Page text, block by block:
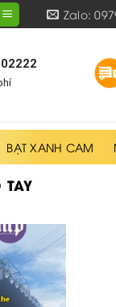
Zalo:
BẠT XANH CAM